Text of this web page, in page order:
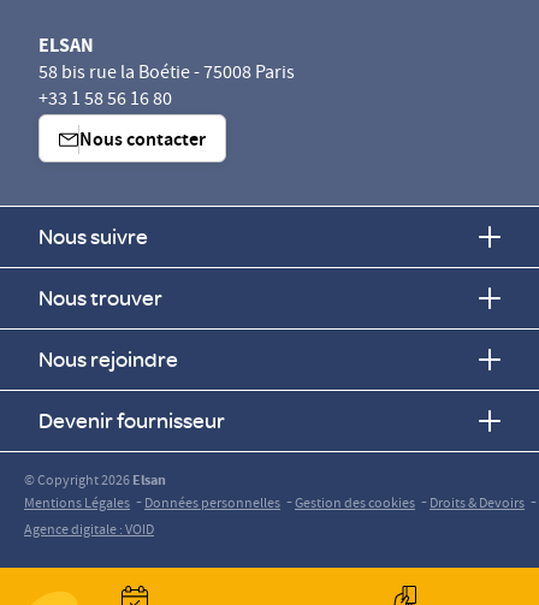
ELSAN
58 bis rue la Boétie - 75008 Paris
+33 1 58 56 16 80
Nous contacter
Nous suivre
Nous trouver
Nous rejoindre
Devenir fournisseur
© Copyright 2026Elsan
Mentions Légales -Données personnelles -Gestion des cookies -Droits & Devoirs -
Agence digitale : VOID